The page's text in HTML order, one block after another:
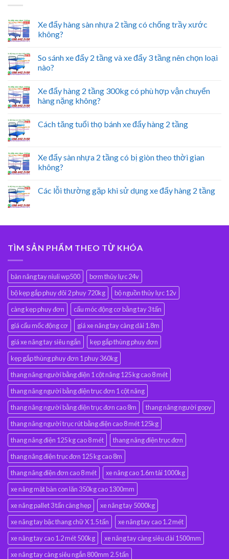
Xe đẩy hàng sàn nhựa 2 tầng có chống trầy xước
không?
So sánh xe đẩy 2 tầng và xe đẩy 3 tầng nên chọn loại
nào?
Xe đẩy hàng 2 tầng 300kg có phù hợp vận chuyển
hàng nặng không?
Cách tăng tuổi thọ bánh xe đẩy hàng 2 tầng
Xe đẩy sàn nhựa 2 tầng có bị giòn theo thời gian
không?
Các lỗi thường gặp khi sử dụng xe đẩy hàng 2 tầng
TÌM SẢN PHẨM THEO TỪ KHÓA
bàn nâng tay niuli wp500
bơm thủy lực 24v
bộ kẹp gắp phuy đôi 2 phuy 720kg
bộ nguồn thủy lực 12v
càng kẹp phuy đơn
cẩu móc động cơ bằng tay 3 tấn
giá cẩu mốc động cơ
giá xe nâng tay càng dài 1.8m
giá xe nâng tay siêu ngắn
kẹp gắp thùng phuy đơn
kẹp gắp thùng phuy đơn 1 phuy 360kg
thang nâng người bằng điện 1 cột nâng 125 kg cao 8 mét
thang nâng người bằng điện trục đơn 1 cột nâng
thang nâng người bằng điện trục đơn cao 8m
thang nâng người gopy
thang nâng người trục rút bằng điện cao 8 mét 125kg
thang nâng điện 125 kg cao 8 mét
thang nâng điện trục đơn
thang nâng điện trục đơn 125 kg cao 8m
thang nâng điện đơn cao 8 mét
xe nâng cao 1.6m tải 1000kg
xe nâng mặt bàn con lăn 350kg cao 1300mm
xe nâng pallet 3 tấn càng hẹp
xe nâng tay 5000kg
xe nâng tay bậc thang chữ X 1.5 tấn
xe nâng tay cao 1.2 mét
xe nâng tay cao 1.2 mét 500kg
xe nâng tay càng siêu dài 1500mm
xe nâng tay càng siêu ngắn 800mm 2.5 tấn